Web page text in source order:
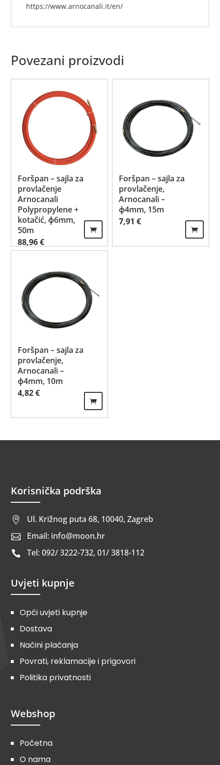
https://www.arnocanali.it/en/
Povezani proizvodi
Foršpan – sajla za
provlačenje
Arnocanali
Polypropylene +
kotačić, ф6mm,
50m
88,96€
Foršpan – sajla za
provlačenje,
Arnocanali –
ф4mm, 15m
7,91€
Foršpan – sajla za
provlačenje,
Arnocanali –
ф4mm, 10m
4,82€
Korisnička podrška
 Ul. Križnog puta 68, 10040, Zagreb
 Email: info@moon.hr
 Tel: 092/ 3222-732, 01/ 3818-112
Uvjeti kupnje
Opći uvjeti kupnje
Dostava
Načini plaćanja
Povrati, reklamacije i prigovori
Politika privatnosti
Webshop
Početna
O nama